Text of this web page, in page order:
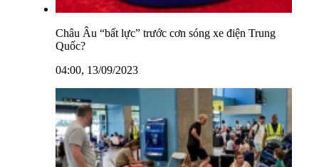
Châu Âu “bất lực” trước cơn sóng xe điện Trung
Quốc?
04:00, 13/09/2023